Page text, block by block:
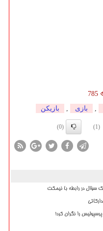
785
, بازی , بازیكن
(1)
(0)
سؤال در رابطه با نیمکت
را نگران کرد!